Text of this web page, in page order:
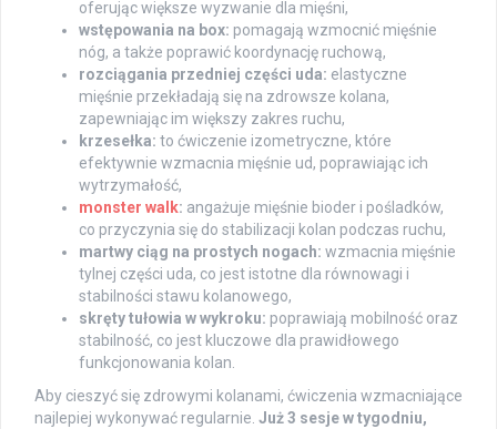
oferując większe wyzwanie dla mięśni,
wstępowania na box: pomagają wzmocnić mięśnie
nóg, a także poprawić koordynację ruchową,
rozciągania przedniej części uda: elastyczne
mięśnie przekładają się na zdrowsze kolana,
zapewniając im większy zakres ruchu,
krzesełka: to ćwiczenie izometryczne, które
efektywnie wzmacnia mięśnie ud, poprawiając ich
wytrzymałość,
monster walk: angażuje mięśnie bioder i pośladków,
co przyczynia się do stabilizacji kolan podczas ruchu,
martwy ciąg na prostych nogach: wzmacnia mięśnie
tylnej części uda, co jest istotne dla równowagi i
stabilności stawu kolanowego,
skręty tułowia w wykroku: poprawiają mobilność oraz
stabilność, co jest kluczowe dla prawidłowego
funkcjonowania kolan.
Aby cieszyć się zdrowymi kolanami, ćwiczenia wzmacniające
najlepiej wykonywać regularnie. Już 3 sesje w tygodniu,